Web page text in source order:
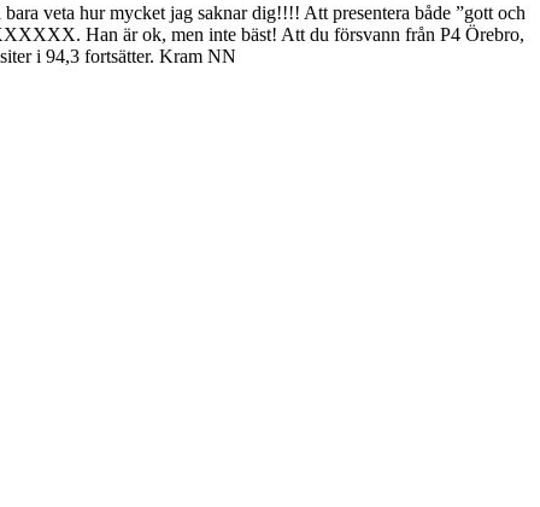
veta hur mycket jag saknar dig!!!! Att presentera både ”gott och
Han är ok, men inte bäst! Att du försvann från P4 Örebro,
i 94,3 fortsätter. Kram NN